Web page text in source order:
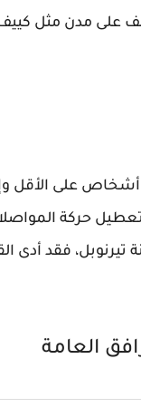
على مدن مثل
حركة
فقد أدى
العامة